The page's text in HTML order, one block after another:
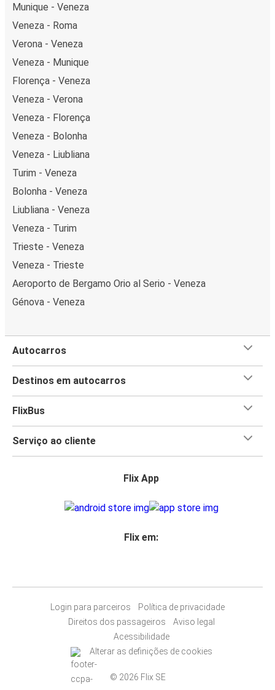
Munique - Veneza
Veneza - Roma
Verona - Veneza
Veneza - Munique
Florença - Veneza
Veneza - Verona
Veneza - Florença
Veneza - Bolonha
Veneza - Liubliana
Turim - Veneza
Bolonha - Veneza
Liubliana - Veneza
Veneza - Turim
Trieste - Veneza
Veneza - Trieste
Aeroporto de Bergamo Orio al Serio - Veneza
Génova - Veneza
Autocarros
Destinos em autocarros
FlixBus
Serviço ao cliente
Flix App
Flix em:
Login para parceiros
Política de privacidade
Direitos dos passageiros
Aviso legal
Acessibilidade
Alterar as definições de cookies
© 2026 Flix SE